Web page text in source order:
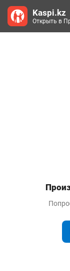
Kaspi.kz
Открыть в